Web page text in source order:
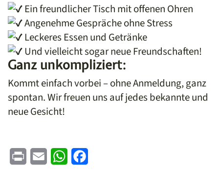
Ein freundlicher Tisch mit offenen Ohren
Angenehme Gespräche ohne Stress
Leckeres Essen und Getränke
Und vielleicht sogar neue Freundschaften!
Ganz unkompliziert:
Kommt einfach vorbei – ohne Anmeldung, ganz
spontan. Wir freuen uns auf jedes bekannte und
neue Gesicht!
Print Email WhatsApp